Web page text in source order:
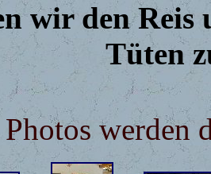
wir den Reis
Tüten
werden